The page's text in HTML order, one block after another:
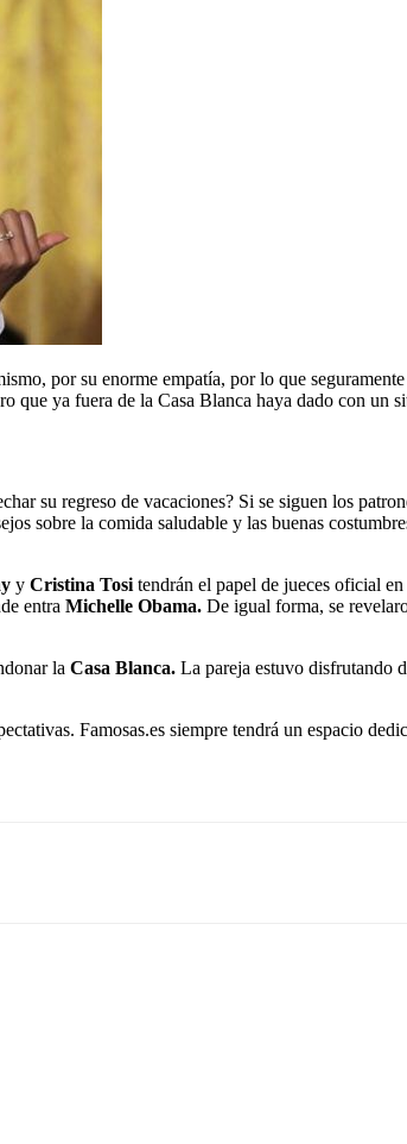
por su enorme empatía, por lo que
que ya fuera de la Casa Blanca haya dado con un
su regreso de vacaciones? Si se siguen los
sobre la comida saludable y las buenas
y Cristina Tosi tendrán el papel de jueces oficial
entra Michelle Obama. De igual forma, se
la Casa Blanca. La pareja estuvo disfrutando
Famosas.es siempre tendrá un espacio